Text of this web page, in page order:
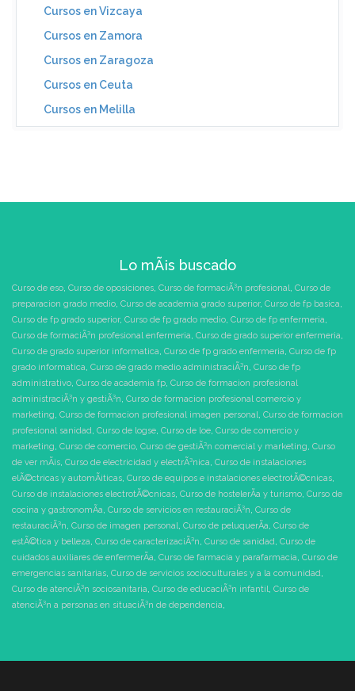
Cursos en Vizcaya
Cursos en Zamora
Cursos en Zaragoza
Cursos en Ceuta
Cursos en Melilla
Lo mÃ¡s buscado
Curso de eso, Curso de oposiciones, Curso de formaciÃ³n profesional, Curso de
preparacion grado medio, Curso de academia grado superior, Curso de fp basica,
Curso de fp grado superior, Curso de fp grado medio, Curso de fp enfermeria,
Curso de formaciÃ³n profesional enfermeria, Curso de grado superior enfermeria,
Curso de grado superior informatica, Curso de fp grado enfermeria, Curso de fp
grado informatica, Curso de grado medio administraciÃ³n, Curso de fp
administrativo, Curso de academia fp, Curso de formacion profesional
administraciÃ³n y gestiÃ³n, Curso de formacion profesional comercio y
marketing, Curso de formacion profesional imagen personal, Curso de formacion
profesional sanidad, Curso de logse, Curso de loe, Curso de comercio y
marketing, Curso de comercio, Curso de gestiÃ³n comercial y marketing, Curso
de ver mÃ¡s, Curso de electricidad y electrÃ³nica, Curso de instalaciones
elÃ©ctricas y automÃ¡ticas, Curso de equipos e instalaciones electrotÃ©cnicas,
Curso de instalaciones electrotÃ©cnicas, Curso de hostelerÃ­a y turismo, Curso de
cocina y gastronomÃ­a, Curso de servicios en restauraciÃ³n, Curso de
restauraciÃ³n, Curso de imagen personal, Curso de peluquerÃ­a, Curso de
estÃ©tica y belleza, Curso de caracterizaciÃ³n, Curso de sanidad, Curso de
cuidados auxiliares de enfermerÃ­a, Curso de farmacia y parafarmacia, Curso de
emergencias sanitarias, Curso de servicios socioculturales y a la comunidad,
Curso de atenciÃ³n sociosanitaria, Curso de educaciÃ³n infantil, Curso de
atenciÃ³n a personas en situaciÃ³n de dependencia,